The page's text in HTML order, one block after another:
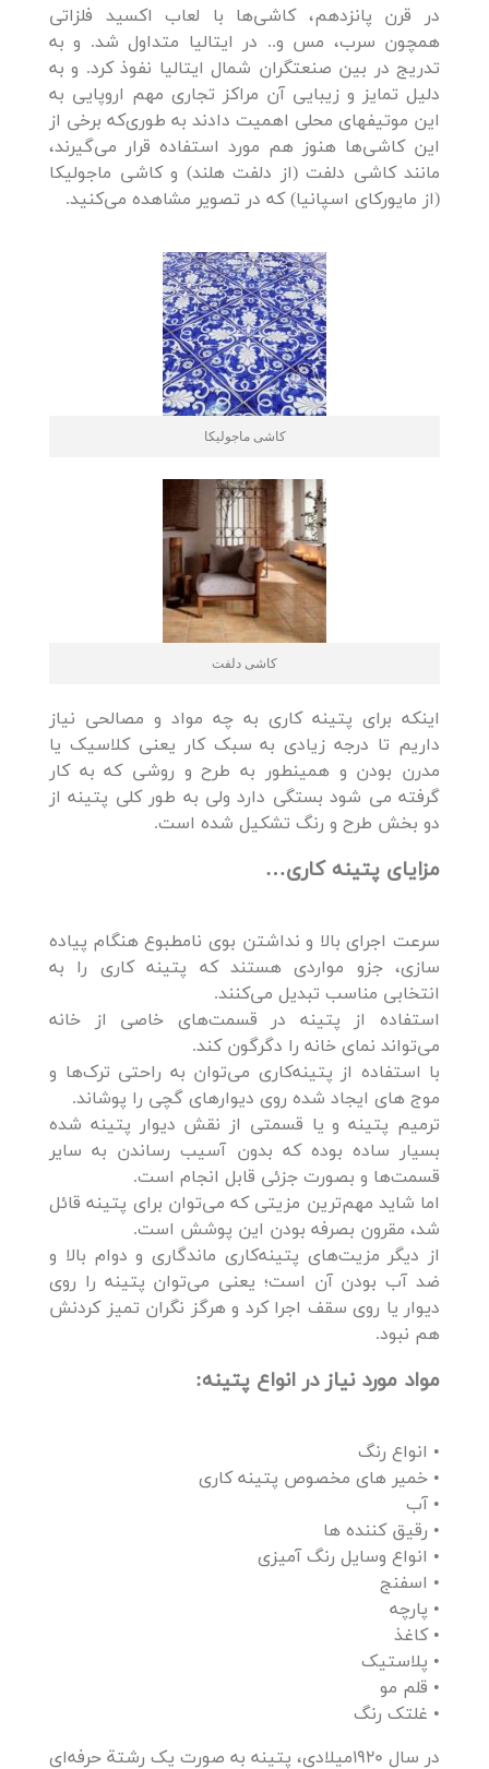
در قرن پانزدهم، کاشی‌ها با لعاب اکسید فلزاتی
همچون سرب، مس و.. در ایتالیا متداول شد. و به
تدریج در بین صنعتگران شمال ایتالیا نفوذ کرد. و به
دلیل تمایز و زیبایی آن مراکز تجاری مهم اروپایی به
این موتیفهای محلی اهمیت دادند به طوری‌که برخی از
این کاشی‌ها هنوز هم مورد استفاده قرار می‌گیرند،
مانند کاشی دلفت (از دلفت هلند) و کاشی ماجولیکا
(از مایور‌‌کای اسپانیا) که در تصویر مشاهده می‌کنید.
کاشی ماجولیکا
کاشی دلفت
اینکه برای پتینه کاری به چه مواد و مصالحی نیاز
داریم تا درجه زیادی به سبک کار یعنی کلاسیک یا
مدرن بودن و همینطور به طرح و روشی که به کار
گرفته می شود بستگی دارد ولی به طور کلی پتینه از
دو بخش طرح و رنگ تشکیل شده است.
مزایای پتینه کاری…
سرعت اجرای بالا و نداشتن بوی نامطبوع هنگام پیاده
سازی، جزو مواردی هستند که پتینه کاری را به
انتخابی مناسب تبدیل می‌کنند.
استفاده از پتینه در قسمت‌های خاصی از خانه
می‌تواند نمای خانه را دگرگون کند.
با استفاده از پتینه‌کاری می‌توان به راحتی ترک‌ها و
موج های ایجاد‌ شده روی دیوارهای گچی را پوشاند.
ترمیم پتینه و یا قسمتی از نقش دیوار پتینه شده
بسیار ساده بوده که بدون آسیب رساندن به سایر
قسمت‌ها و بصورت جزئی قابل انجام است.
اما شاید مهم‌ترین مزیتی که می‌توان برای پتینه قائل
شد، مقرون بصرفه بودن این پوشش است.
از دیگر مزیت‌های پتینه‌کاری ماندگاری و دوام بالا و
ضد آب بودن آن است؛ یعنی می‌توان پتینه را روی
دیوار یا روی سقف اجرا کرد و هرگز نگران تمیز کردنش
هم نبود.
مواد مورد نیاز در انواع پتینه:
• انواع رنگ
• خمیر های مخصوص پتینه کاری
• آب
• رقیق کننده ها
• انواع وسایل رنگ آمیزی
• اسفنج
• پارچه
• کاغذ
• پلاستیک
• قلم مو
• غلتک رنگ
در سال 1920میلادی، پتینه به صورت یک رشتة حرفه‌ای